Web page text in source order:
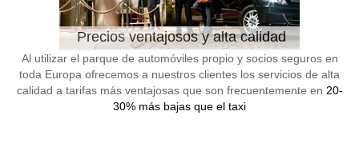
Precios ventajosos y alta calidad
Al utilizar el parque de automóviles propio y socios seguros en
toda Europa ofrecemos a nuestros clientes los servicios de alta
calidad a tarifas más ventajosas que son frecuentemente en 20-
30% más bajas que el taxi